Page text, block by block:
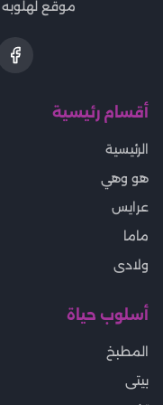
موقع لهلوبه
أقسام رئيسية
الرئيسية
هو وهي
عرايس
ماما
ولادى
أسلوب حياة
المطبخ
بيتى